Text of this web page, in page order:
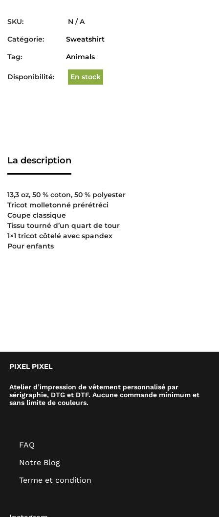
SKU:
N / A
Catégorie:
Sweatshirt
Tag:
Animals
Disponibilité: En stock
La description
13,3 oz, 50 % coton, 50 % polyester
Tricot molletonné prérétréci
Coupe classique
Tissu tourné d’un quart de tour
1×1 tricot côtelé avec spandex
Pour enfants
PIXEL PIXEL
Atelier d’impression de vêtement personnalisé par
sérigraphie, DTG et DTF. Aucune commande minimum et
sans limite de couleurs.
FAQ
Notre Blog
Terme et condition